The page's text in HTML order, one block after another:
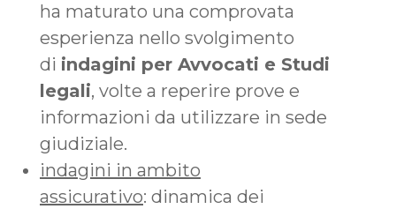
ha maturato una comprovata
esperienza nello svolgimento
di indagini per Avvocati e Studi
legali, volte a reperire prove e
informazioni da utilizzare in sede
giudiziale.
indagini in ambito
assicurativo: dinamica dei